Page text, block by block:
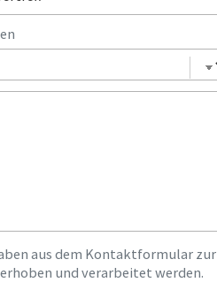
aus dem Kontaktformular zur
und verarbeitet werden.